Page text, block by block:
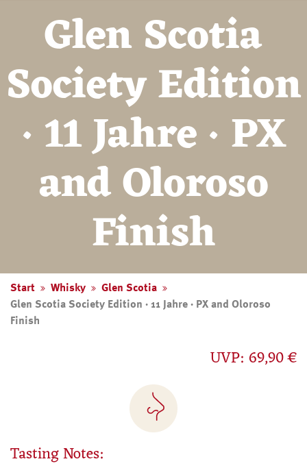
Glen Scotia
Society Edition
· 11 Jahre · PX
and Oloroso
Finish
Start Whisky
Glen Scotia
Glen Scotia Society Edition · 11 Jahre · PX and Oloroso
Finish
UVP: 69,90 €
Tasting Notes: